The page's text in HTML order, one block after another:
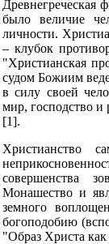
Древнегреческая
было величие
личности.
– клубок
"Христианская
судом Божиим
в силу своей
мир, господство и
[1].
Христианство
совершенства
Монашество и
земного
богоподобию
"Образ Христа